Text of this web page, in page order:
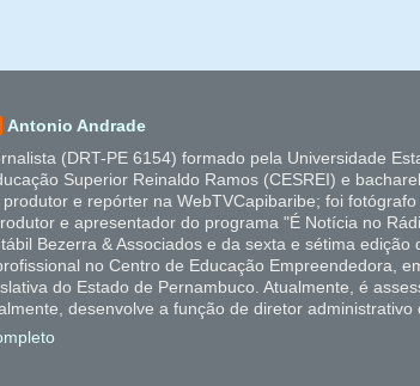
Antonio Andrade
(DRT-PE 6154) formado pela Universidade
Superior Reinaldo Ramos (CESREI) e
e repórter na WebTVCapibaribe; foi
e apresentador do programa "É Notícia no
Bezerra & Associados e da sexta e sétima
no Centro de Educação Empreendedora,
do Estado de Pernambuco. Atualmente, é
desenvolve a função de diretor